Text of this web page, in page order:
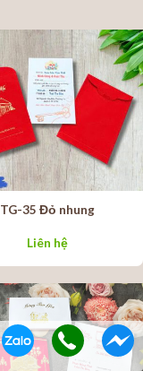
TG-35 Đỏ nhung
Liên hệ